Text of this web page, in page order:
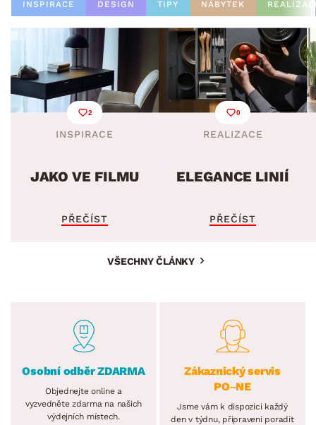
INSPIRACE DESIGN TIPY NÁBYTEK
2
INSPIRACE
JAKO VE FILMU
PŘEČÍST
0
REALIZACE
ELEGANCE LINIÍ
PŘEČÍST
VŠECHNY ČLÁNKY
Osobní odběr ZDARMA
Objednejte online a
vyzvedněte zdarma na našich
výdejních místech.
Zákaznický servis
PO–NE
Jsme vám k dispozici každý
den v týdnu, připraveni poradit